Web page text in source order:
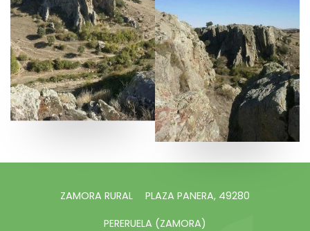
ZAMORA RURAL
PLAZA PANERA, 49280
PERERUELA (ZAMORA)